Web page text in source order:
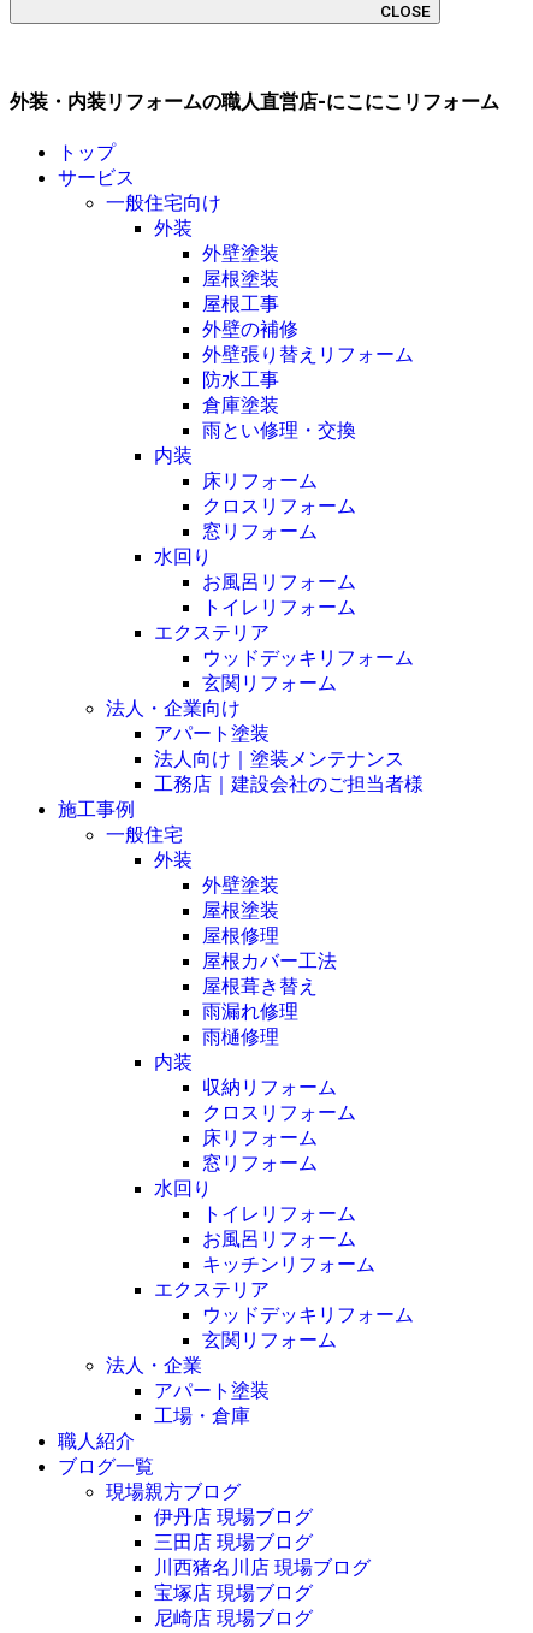
CLOSE
外装・内装リフォームの職人直営店-にこにこリフォーム
トップ
サービス
一般住宅向け
外装
外壁塗装
屋根塗装
屋根工事
外壁の補修
外壁張り替えリフォーム
防水工事
倉庫塗装
雨とい修理・交換
内装
床リフォーム
クロスリフォーム
窓リフォーム
水回り
お風呂リフォーム
トイレリフォーム
エクステリア
ウッドデッキリフォーム
玄関リフォーム
法人・企業向け
アパート塗装
法人向け｜塗装メンテナンス
工務店｜建設会社のご担当者様
施工事例
一般住宅
外装
外壁塗装
屋根塗装
屋根修理
屋根カバー工法
屋根葺き替え
雨漏れ修理
雨樋修理
内装
収納リフォーム
クロスリフォーム
床リフォーム
窓リフォーム
水回り
トイレリフォーム
お風呂リフォーム
キッチンリフォーム
エクステリア
ウッドデッキリフォーム
玄関リフォーム
法人・企業
アパート塗装
工場・倉庫
職人紹介
ブログ一覧
現場親方ブログ
伊丹店 現場ブログ
三田店 現場ブログ
川西猪名川店 現場ブログ
宝塚店 現場ブログ
尼崎店 現場ブログ